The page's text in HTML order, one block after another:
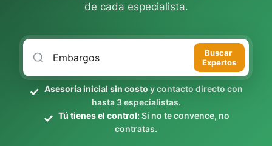
de cada especialista.
Buscar
Expertos
Asesoría inicial sin costo y contacto directo con
hasta 3 especialistas.
Tú tienes el control:Si no te convence, no
contratas.